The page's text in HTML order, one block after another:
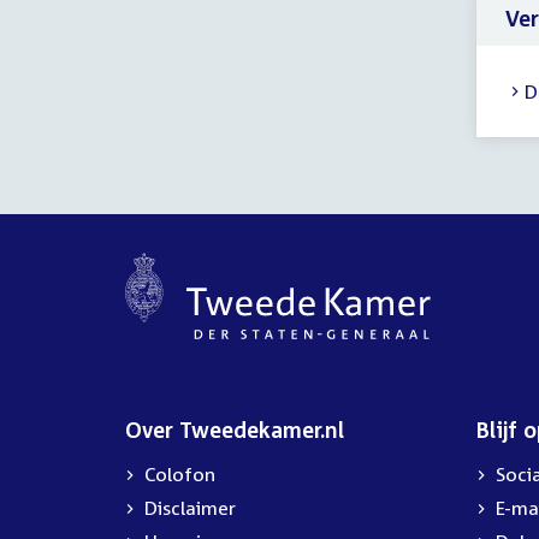
Over Tweedekamer.nl
Colofon
Disclaimer
Blijf
E-